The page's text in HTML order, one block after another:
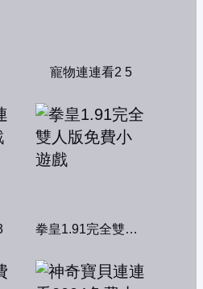
寵物連連看2 5
拳皇1.91完全雙人版